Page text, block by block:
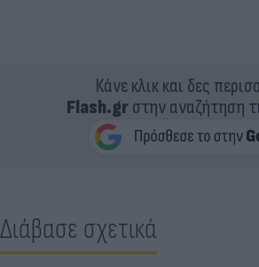
Κάνε κλικ και δες
Flash.grστην αναζήτηση
Διάβασε σχετικά